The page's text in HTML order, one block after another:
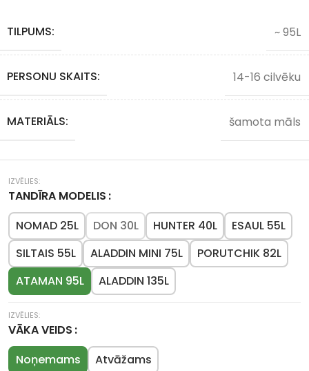
TILPUMS: ~ 95L
PERSONU SKAITS: 14-16 cilvēku
MATERIĀLS: šamota māls
TANDĪRA MODELIS
NOMAD 25L
DON 30L HUNTER 40L
ESAUL 55L
SILTAIS 55L
ALADDIN MINI 75L
PORUTCHIK 82L
ATAMAN 95L
ALADDIN 135L
VĀKA VEIDS
Noņemams
Atvāžams